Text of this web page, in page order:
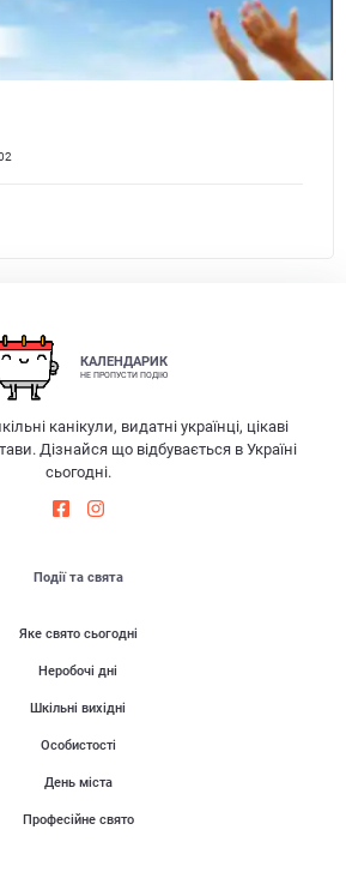
КАЛЕНДАРИК
НЕ ПРОПУСТИ ПОДІЮ
канікули, видатні українці, цікаві
Дізнайся що відбувається в Україні
сьогодні.
Події та свята
Яке свято сьогодні
Неробочі дні
Шкільні вихідні
Особистості
День міста
Професійне свято